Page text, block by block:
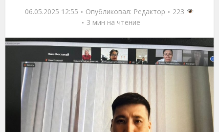
06.05.2025 12:55 Опубликовал: Редактор
223
3 мин на чтение